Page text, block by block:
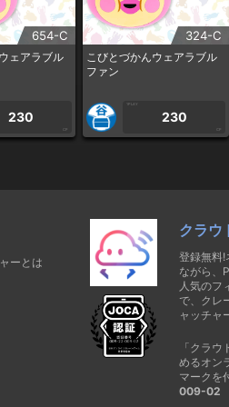
654-C
ェアラブル
230
CP
324-C
こびとづかんウェアラブル
ファン
1PLAY
230
CP
ーとは
クラウ
登録無料!
ながら、
人気のフ
で、クレ
ャッチャ
「クラ
めるオン
マークを
009-02